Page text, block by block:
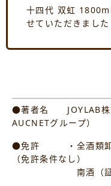
十四代 双虹
せていただきました
●著者名 JOYLAB株
AUCNETグループ）
●免許 ・全酒類卸売
（免許条件なし）
南酒（証明）